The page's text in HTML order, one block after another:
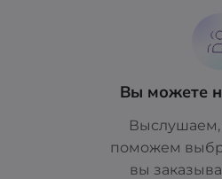
Вы можете
поможем
вы